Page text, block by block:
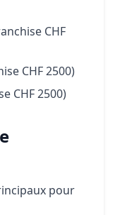
CHF
CHF 2500)
CHF 2500)
pour